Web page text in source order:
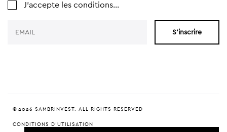
J'accepte les conditions...
S'inscrire
© 2026 SAMBRINVEST. ALL RIGHTS RESERVED
CONDITIONS D'UTILISATION